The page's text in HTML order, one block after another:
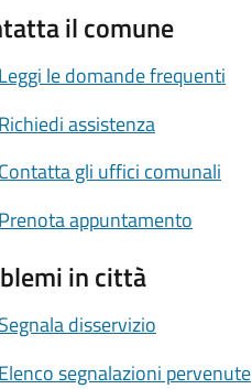
il comune
Leggi le domande frequenti
Richiedi assistenza
Contatta gli uffici comunali
Prenota appuntamento
in città
Segnala disservizio
Elenco segnalazioni pervenute